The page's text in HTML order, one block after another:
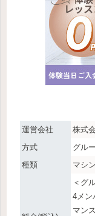
運営会社
株式
方式
グル
種類
マシ
＜グ
4メン
マン